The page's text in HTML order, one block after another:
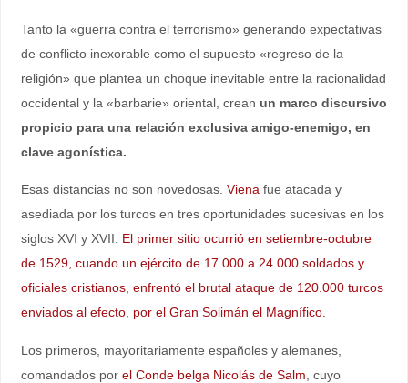
Tanto la «guerra contra el terrorismo» generando expectativas
de conflicto inexorable como el supuesto «regreso de la
religión» que plantea un choque inevitable entre la racionalidad
occidental y la «barbarie» oriental, crean un marco discursivo
propicio para una relación exclusiva amigo-enemigo, en
clave agonística.
Esas distancias no son novedosas. Viena fue atacada y
asediada por los turcos en tres oportunidades sucesivas en los
siglos XVI y XVII. El primer sitio ocurrió en setiembre-octubre
de 1529, cuando un ejército de 17.000 a 24.000 soldados y
oficiales cristianos, enfrentó el brutal ataque de 120.000 turcos
enviados al efecto, por el Gran Solimán el Magnífico.
Los primeros, mayoritariamente españoles y alemanes,
comandados por el Conde belga Nicolás de Salm , cuyo